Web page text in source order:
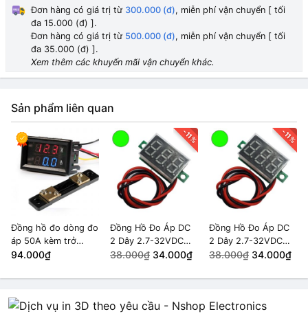
Đơn hàng có giá trị từ 300.000 (đ), miễn phí vận chuyển [ tối
đa 15.000 (đ) ].
Đơn hàng có giá trị từ 500.000 (đ), miễn phí vận chuyển [ tối
đa 35.000 (đ) ].
Xem thêm các khuyến mãi vận chuyển khác.
Sản phẩm liên quan
Đồng hồ đo dòng đo
áp 50A kèm trở
Shunt
94.000₫
-11%
Đồng Hồ Đo Áp DC
2 Dây 2.7-32VDC
Màu xanh lá
38.000₫ 34.000₫
-11%
Đồng Hồ Đo Áp DC
2 Dây 2.7-32VDC
Màu xanh lá
38.000₫ 34.000₫